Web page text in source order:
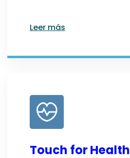
Leer más
Touch for Health